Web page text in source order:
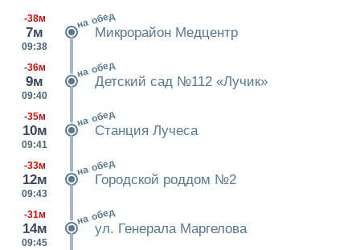
-38м
7м
09:38
на обед
Микрорайон Медцентр
-36м
9м
09:40
на обед
Детский сад №112 «Лучик»
-35м
10м
09:41
на обед
Станция Лучеса
-33м
12м
09:43
на обед
Городской роддом №2
-31м
14м
09:45
на обед
ул. Генерала Маргелова